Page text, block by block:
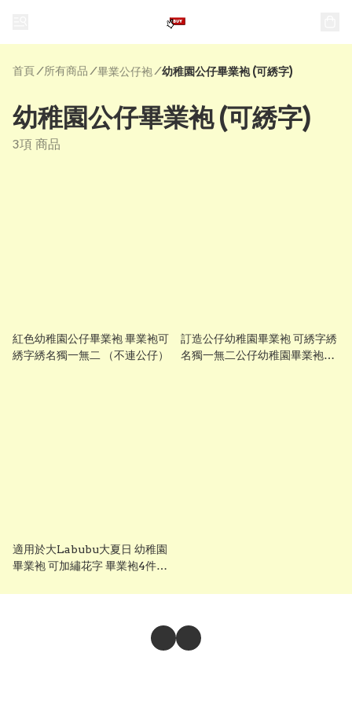
首頁/ 所有商品 /畢業公仔袍/幼稚園公仔畢業袍 (可綉字)
幼稚園公仔畢業袍 (可綉字)
3項 商品
紅色幼稚園公仔畢業袍 畢業袍可
綉字綉名獨一無二 （不連公仔）
訂造公仔幼稚園畢業袍 可綉字綉
名獨一無二公仔幼稚園畢業袍
適用於大Labubu大夏日 幼稚園
畢業袍 可加繡花字 畢業袍4件套